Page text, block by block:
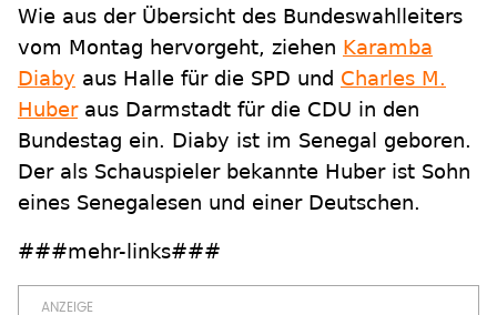
Wie aus der Übersicht des Bundeswahlleiters
vom Montag hervorgeht, ziehen Karamba
Diaby aus Halle für die SPD und Charles M.
Huberaus Darmstadt für die CDU in den
Bundestag ein. Diaby ist im Senegal geboren.
Der als Schauspieler bekannte Huber ist Sohn
eines Senegalesen und einer Deutschen.
###mehr-links###